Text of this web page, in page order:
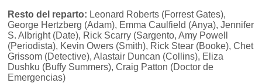
Resto del reparto: Leonard Roberts (Forrest Gates),
George Hertzberg (Adam), Emma Caulfield (Anya), Jennifer
S. Albright (Date), Rick Scarry (Sargento, Amy Powell
(Periodista), Kevin Owers (Smith), Rick Stear (Booke), Chet
Grissom (Detective), Alastair Duncan (Collins), Eliza
Dushku (Buffy Summers), Craig Patton (Doctor de
Emergencias)